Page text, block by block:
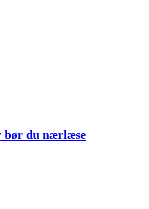
bør du nærlæse